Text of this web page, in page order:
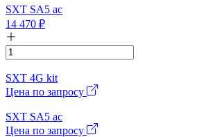
SXT SA5 ac
14 470 ₽
SXT 4G kit
Цена по запросу
SXT SA5 ac
Цена по запросу